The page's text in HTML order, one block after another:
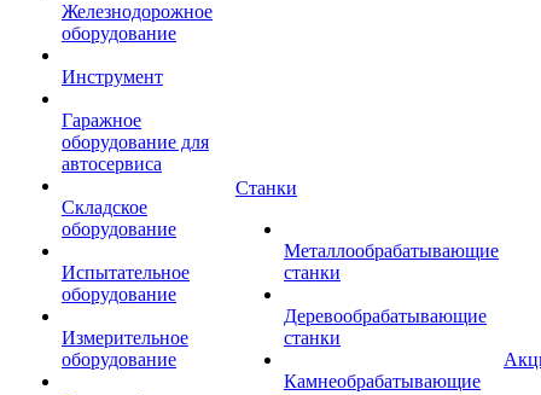
Железнодорожное
оборудование
Инструмент
Гаражное
оборудование для
автосервиса
Складское
оборудование
Испытательное
оборудование
Измерительное
оборудование
Станки
Металлообрабатывающие
станки
Деревообрабатывающие
станки
Камнеобрабатывающие